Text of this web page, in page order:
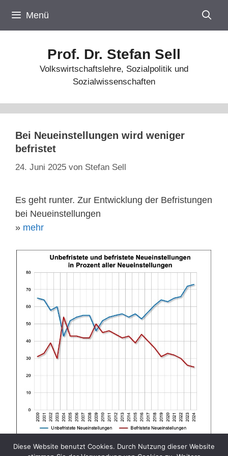
Inhalt
springen
Menü
Prof. Dr. Stefan Sell
Volkswirtschaftslehre, Sozialpolitik und
Sozialwissenschaften
Bei Neueinstellungen wird weniger
befristet
24. Juni 2025 von Stefan Sell
Es geht runter. Zur Entwicklung der Befristungen
bei Neueinstellungen
» mehr
Diese Website benutzt Cookies. Durch Nutzung dieser Website